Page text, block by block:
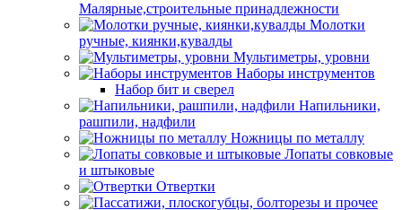
Малярные,строительные принадлежности
Молотки
ручные, киянки,кувалды
Мультиметры, уровни
Наборы инструментов
Набор бит и сверел
Напильники,
рашпили, надфили
Ножницы по металлу
Лопаты совковые
и штыковые
Отвертки